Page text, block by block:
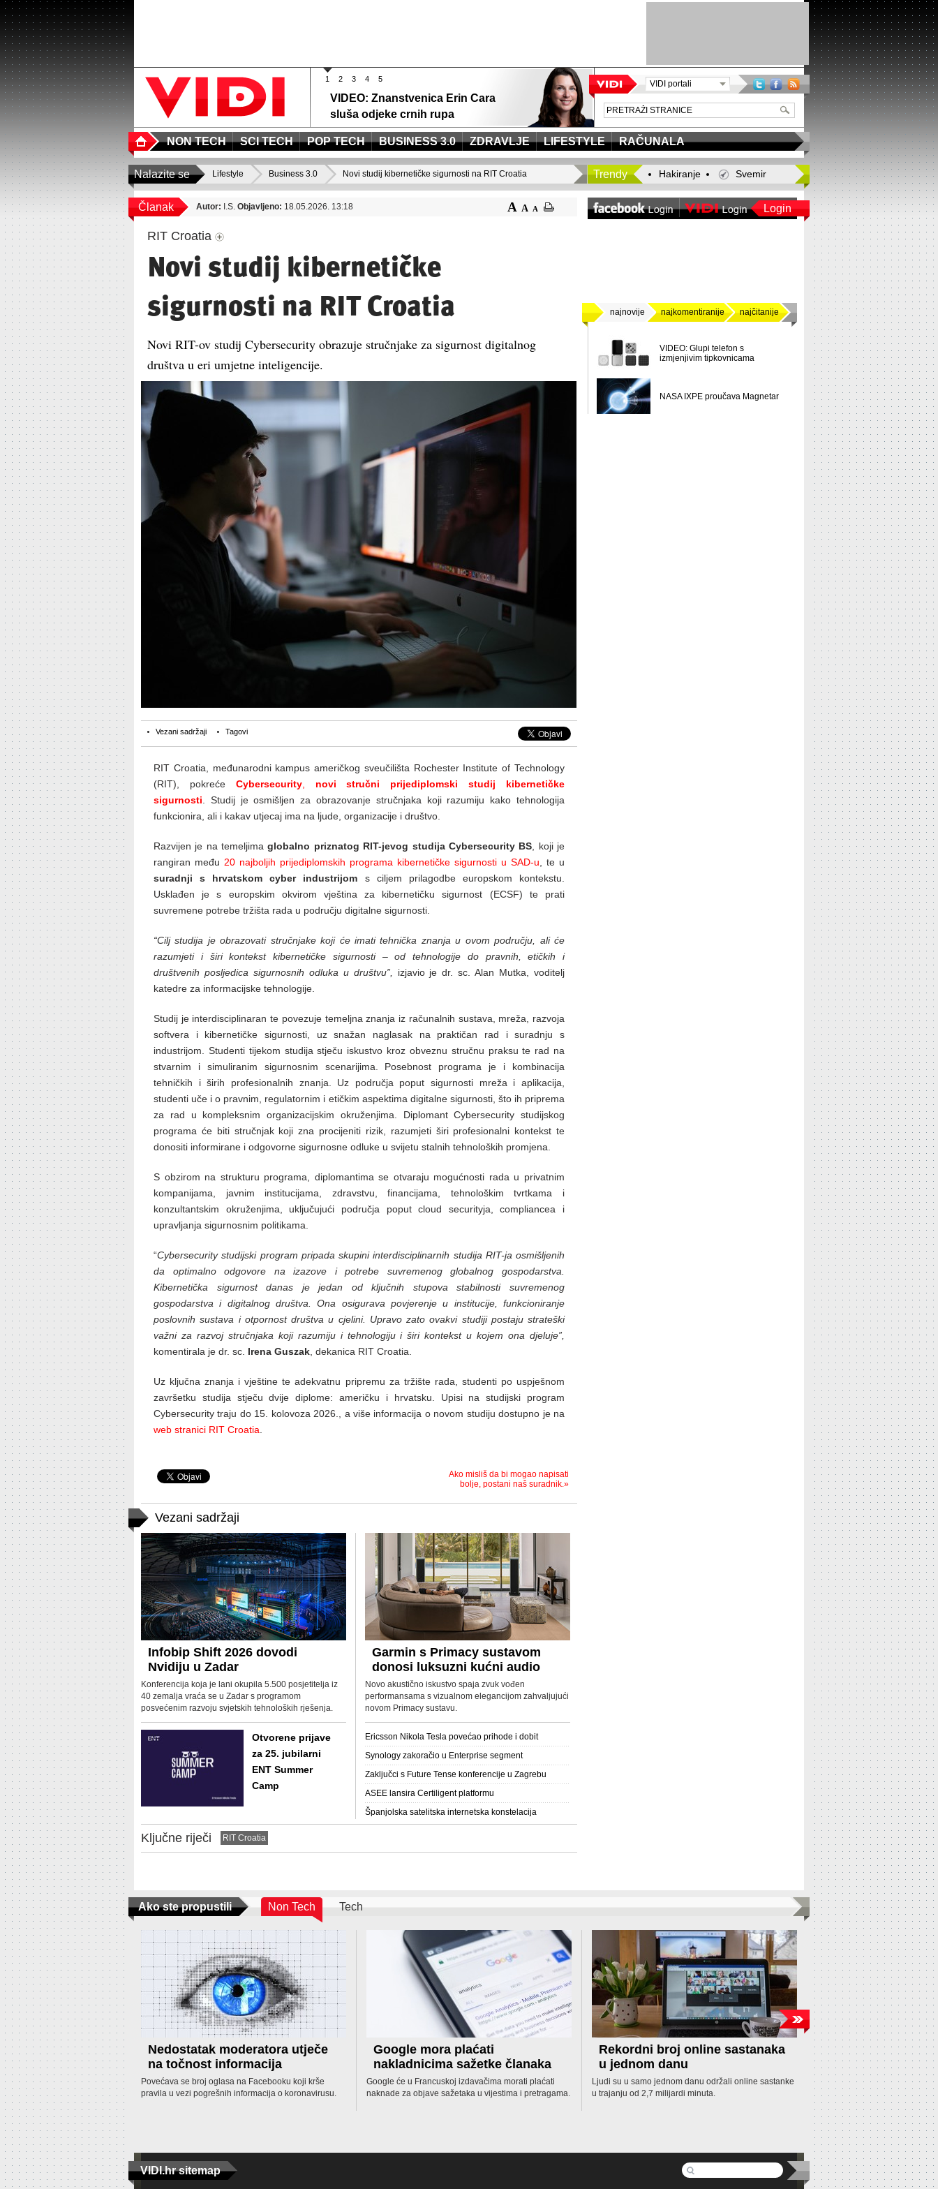
1 2 3 4 5
VIDEO: Znanstvenica Erin Cara
sluša odjeke crnih rupa
VIDI portali
NON TECH SCI TECH POP TECH BUSINESS 3.0 ZDRAVLJE LIFESTYLE RAČUNALA
Nalazite se Lifestyle Business 3.0 Novi studij kibernetičke sigurnosti na RIT Croatia Trendy Hakiranje Svemir
Članak Autor: I.S. Objavljeno: 18.05.2026. 13:18 A A A
RIT Croatia
Novi studij kibernetičke
sigurnosti na RIT Croatia
Novi RIT-ov studij Cybersecurity obrazuje stručnjake za sigurnost digitalnog
društva u eri umjetne inteligencije.
Vezani sadržaji Tagovi
RIT Croatia, međunarodni kampus američkog sveučilišta Rochester Institute of Technology
(RIT), pokreće Cybersecurity, novi stručni prijediplomski studij kibernetičke
sigurnosti . Studij je osmišljen za obrazovanje stručnjaka koji razumiju kako tehnologija
funkcionira, ali i kakav utjecaj ima na ljude, organizacije i društvo.
Razvijen je na temeljimaglobalno priznatog RIT-jevog studija Cybersecurity BS , koji je
rangiran među 20 najboljih prijediplomskih programa kibernetičke sigurnosti u SAD-u , te u
suradnji s hrvatskom cyber industrijom s ciljem prilagodbe europskom kontekstu.
Usklađen je s europskim okvirom vještina za kibernetičku sigurnost (ECSF) te prati
suvremene potrebe tržišta rada u području digitalne sigurnosti.
“Cilj studija je obrazovati stručnjake koji će imati tehnička znanja u ovom području, ali će
razumjeti i širi kontekst kibernetičke sigurnosti – od tehnologije do pravnih, etičkih i
društvenih posljedica sigurnosnih odluka u društvu”,
izjavio je dr. sc. Alan Mutka, voditelj
katedre za informacijske tehnologije.
Studij je interdisciplinaran te povezuje temeljna znanja iz računalnih sustava, mreža, razvoja
softvera i kibernetičke sigurnosti, uz snažan naglasak na praktičan rad i suradnju s
industrijom. Studenti tijekom studija stječu iskustvo kroz obveznu stručnu praksu te rad na
stvarnim i simuliranim sigurnosnim scenarijima. Posebnost programa je i kombinacija
tehničkih i širih profesionalnih znanja. Uz područja poput sigurnosti mreža i aplikacija,
studenti uče i o pravnim, regulatornim i etičkim aspektima digitalne sigurnosti, što ih priprema
za rad u kompleksnim organizacijskim okruženjima. Diplomant Cybersecurity studijskog
programa će biti stručnjak koji zna procijeniti rizik, razumjeti širi profesionalni kontekst te
donositi informirane i odgovorne sigurnosne odluke u svijetu stalnih tehnoloških promjena.
S obzirom na strukturu programa, diplomantima se otvaraju mogućnosti rada u privatnim
kompanijama, javnim institucijama, zdravstvu, financijama, tehnološkim tvrtkama i
konzultantskim okruženjima, uključujući područja poput cloud securityja, compliancea i
upravljanja sigurnosnim politikama.
“Cybersecurity studijski program pripada skupini interdisciplinarnih studija RIT-ja osmišljenih
da optimalno odgovore na izazove i potrebe suvremenog globalnog gospodarstva.
Kibernetička sigurnost danas je jedan od ključnih stupova stabilnosti suvremenog
gospodarstva i digitalnog društva. Ona osigurava povjerenje u institucije, funkcioniranje
poslovnih sustava i otpornost društva u cjelini. Upravo zato ovakvi studiji postaju strateški
važni za razvoj stručnjaka koji razumiju i tehnologiju i širi kontekst u kojem ona djeluje”,
komentirala je dr. sc. Irena Guszak , dekanica RIT Croatia.
Uz ključna znanja i vještine te adekvatnu pripremu za tržište rada, studenti po uspješnom
završetku studija stječu dvije diplome: američku i hrvatsku. Upisi na studijski program
Cybersecurity traju do 15. kolovoza 2026., a više informacija o novom studiju dostupno je na
web stranici RIT Croatia
Ako misliš da bi mogao napisati
bolje, postani naš suradnik.»
Vezani sadržaji
Infobip Shift 2026 dovodi
Nvidiju u Zadar
Konferencija koja je lani okupila 5.500 posjetitelja iz
40 zemalja vraća se u Zadar s programom
posvećenim razvoju svjetskih tehnoloških rješenja.
Otvorene prijave
za 25. jubilarni
ENT Summer
Camp
Garmin s Primacy sustavom
donosi luksuzni kućni audio
Novo akustično iskustvo spaja zvuk vođen
performansama s vizualnom elegancijom zahvaljujući
novom Primacy sustavu.
Ericsson Nikola Tesla povećao prihode i dobit
Synology zakoračio u Enterprise segment
Zaključci s Future Tense konferencije u Zagrebu
ASEE lansira Certiligent platformu
Španjolska satelitska internetska konstelacija
Ključne riječi RIT Croatia
Login
najnovije najkomentiranije najčitanije
VIDEO: Glupi telefon s
izmjenjivim tipkovnicama
NASA IXPE proučava Magnetar
Ako ste propustili Non Tech Tech
Nedostatak moderatora utječe
na točnost informacija
Povećava se broj oglasa na Facebooku koji krše
pravila u vezi pogrešnih informacija o koronavirusu.
Google mora plaćati
nakladnicima sažetke članaka
Google će u Francuskoj izdavačima morati plaćati
naknade za objave sažetaka u vijestima i pretragama.
Rekordni broj online sastanaka
u jednom danu
Ljudi su u samo jednom danu održali online sastanke
u trajanju od 2,7 milijardi minuta.
Fitness aplikacija
korisnicima
Fitness aplikacija pod
nudila pomoć u mršavljenju na
uzimala novac (između 5 i 50
ne treniraju, no ljudima su
ako su ispunili tražene zahtjeve.
VIDI.hr sitemap